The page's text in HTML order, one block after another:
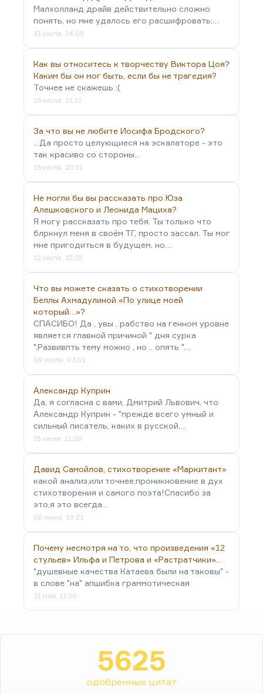
Малхолланд драйв действительно сложно
понять, но мне удалось его расшифровать:…
31 июля, 14:05
Как вы относитесь к творчеству Виктора Цоя?
Каким бы он мог быть, если бы не трагедия?
Точнее не скажешь :(
16 июля, 21:11
За что вы не любите Иосифа Бродского?
...Да просто целующиеся на эскалаторе - это
так красиво со стороны...
16 июля, 20:11
Не могли бы вы рассказать про Юза
Алешковского и Леонида Мациха?
Я могу рассказать про тебя. Ты только что
блркнул меня в своём ТГ, просто зассал. Ты мог
мне пригодиться в будущем, но…
12 июля, 15:25
Что вы можете сказать о стихотворении
Беллы Ахмадулиной «По улице моей
который…»?
СПАСИБО! Да , увы . рабство на генном уровне
является главной причиной " дня сурка
".Развивпть тему можно , но .. опять "…
09 июля, 03:01
Александр Куприн
Да, я согласна с вами, Дмитрий Львович, что
Александр Куприн - "прежде всего умный и
сильный писатель, каких в русской…
15 июня, 11:29
Давид Самойлов, стихотворение «Маркитант»
какой анализ,или точнее,проникновение в дух
стихотворения и самого поэта!Спасибо за
это,я это всегда…
06 июня, 19:21
Почему несмотря на то, что произведения «12
стульев» Ильфа и Петрова и «Растратчики»…
"душевные качества Катаева были на таковы" -
в слове "на" апшибка граммотическая
31 мая, 11:20
5625
одобренных цитат